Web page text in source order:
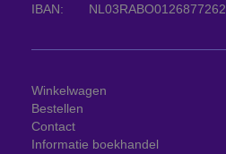
IBAN:
NL03RABO0126877262
Winkelwagen
Bestellen
Contact
Informatie boekhandel